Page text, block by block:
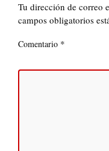
Tu dirección de correo
campos obligatorios
Comentario *